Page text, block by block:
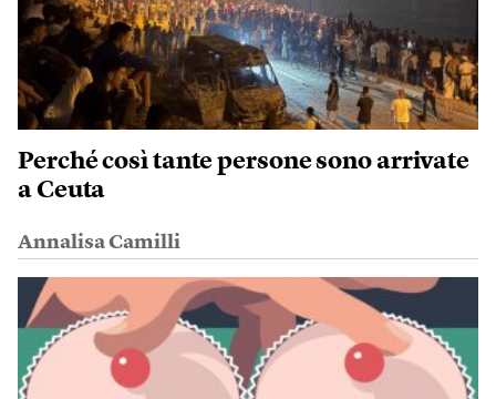
Perché così tante persone sono arrivate
a Ceuta
Annalisa Camilli